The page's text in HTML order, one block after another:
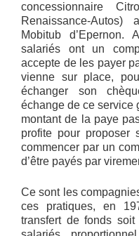
concessionnaire
Renaissance-Autos)
Mobitub
salariés ont un
accepte de les payer
vienne sur place,
échanger son
échange de ce service
montant de la paye
profite pour proposer
commencer par un
d’être payés par
Ce sont les
ces pratiques, en
transfert de fonds soit